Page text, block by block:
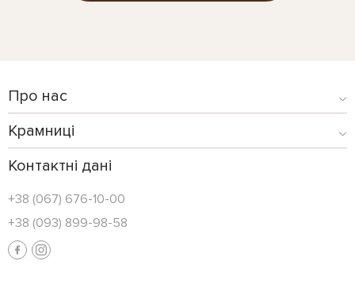
Про нас
Крамниці
Контактні дані
+38 (067) 676-10-00
+38 (093) 899-98-58